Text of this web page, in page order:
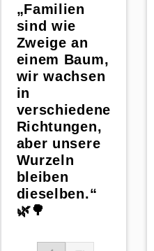
„Familien
sind wie
Zweige an
einem Baum,
wir wachsen
in
verschiedene
Richtungen,
aber unsere
Wurzeln
bleiben
dieselben.“
🌿🌳